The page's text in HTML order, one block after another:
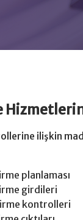
ilişkin
planlaması
girdileri
kontrolleri